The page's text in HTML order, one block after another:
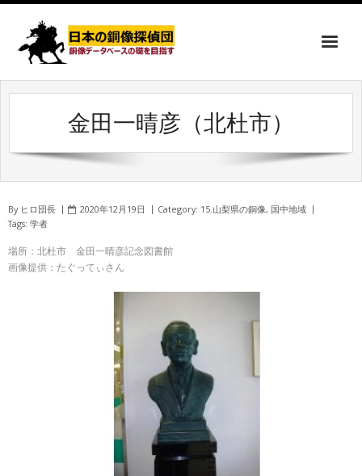
金田一晴彦（北杜市）
By ヒロ団長 2020年12月19日 Category: 15.山梨県の銅像, 国中地域
Tags: 学者
場所：北杜市 金田一晴彦記念図書館
画像提供：たぐってぃさん